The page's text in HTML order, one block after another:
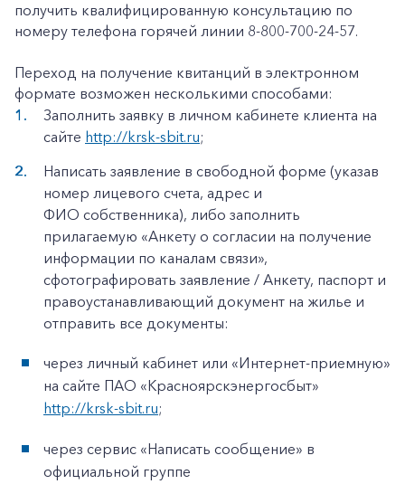
получить квалифицированную консультацию по
номеру телефона горячей линии 8-800-700-24-57.
Переход на получение квитанций в электронном
формате возможен несколькими способами:
Заполнить заявку в личном кабинете клиента на
сайте http://krsk-sbit.ru;
Написать заявление в свободной форме (указав
номер лицевого счета, адрес и
ФИО собственника), либо заполнить
прилагаемую «Анкету о согласии на получение
информации по каналам связи»,
сфотографировать заявление / Анкету, паспорт и
правоустанавливающий документ на жилье и
отправить все документы:
через личный кабинет или «Интернет-приемную»
на сайте ПАО «Красноярскэнергосбыт»
http://krsk-sbit.ru;
через сервис «Написать сообщение» в
официальной группе